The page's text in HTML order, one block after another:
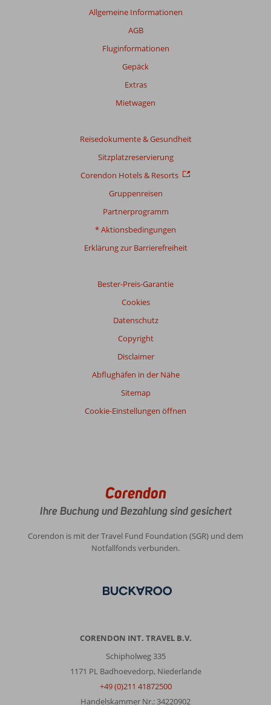
Allgemeine Informationen
AGB
Fluginformationen
Gepäck
Extras
Mietwagen
Reisedokumente & Gesundheit
Sitzplatzreservierung
Corendon Hotels & Resorts
Gruppenreisen
Partnerprogramm
* Aktionsbedingungen
Erklärung zur Barrierefreiheit
Bester-Preis-Garantie
Cookies
Datenschutz
Copyright
Disclaimer
Abflughäfen in der Nähe
Sitemap
Cookie-Einstellungen öffnen
Corendon
Ihre Buchung und Bezahlung sind gesichert
Corendon is mit der Travel Fund Foundation (SGR) und dem
Notfallfonds verbunden.
CORENDON INT. TRAVEL B.V.
Schipholweg 335
1171 PL Badhoevedorp, Niederlande
+49 (0)211 41872500
Handelskammer Nr.: 34220902